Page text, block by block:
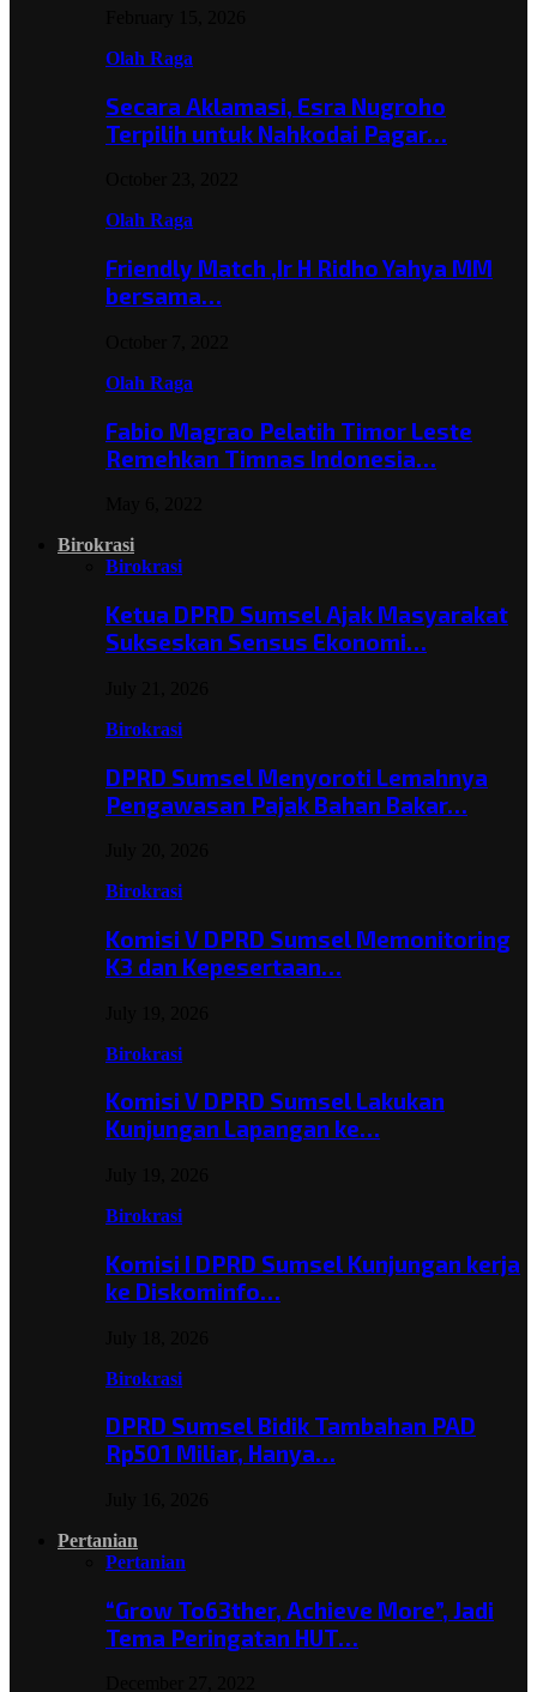
Olah Raga
Secara Aklamasi, Esra Nugroho
Terpilih untuk Nahkodai Pagar…
Olah Raga
Friendly Match ,Ir H Ridho Yahya MM
bersama…
Olah Raga
Fabio Magrao Pelatih Timor Leste
Remehkan Timnas Indonesia…
Birokrasi
Birokrasi
Ketua DPRD Sumsel Ajak Masyarakat
Sukseskan Sensus Ekonomi…
Birokrasi
DPRD Sumsel Menyoroti Lemahnya
Pengawasan Pajak Bahan Bakar…
Birokrasi
Komisi V DPRD Sumsel Memonitoring
K3 dan Kepesertaan…
Birokrasi
Komisi V DPRD Sumsel Lakukan
Kunjungan Lapangan ke…
Birokrasi
Komisi I DPRD Sumsel Kunjungan kerja
ke Diskominfo…
Birokrasi
DPRD Sumsel Bidik Tambahan PAD
Rp501 Miliar, Hanya…
Pertanian
Pertanian
“Grow To63ther, Achieve More”, Jadi
Tema Peringatan HUT…